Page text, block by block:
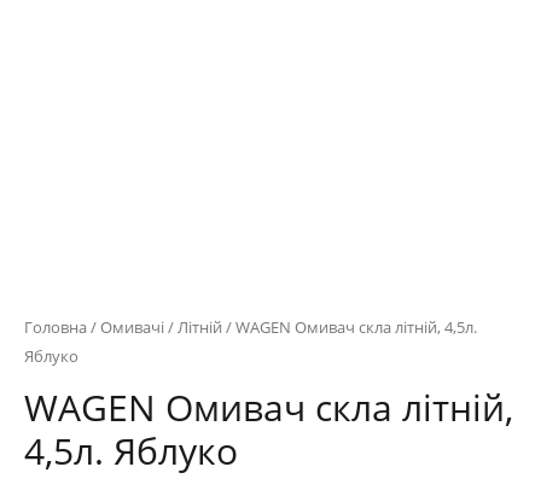
Головна/Омивачі/Літній / WAGEN Омивач скла літній, 4,5л.
Яблуко
WAGEN Омивач скла літній,
4,5л. Яблуко